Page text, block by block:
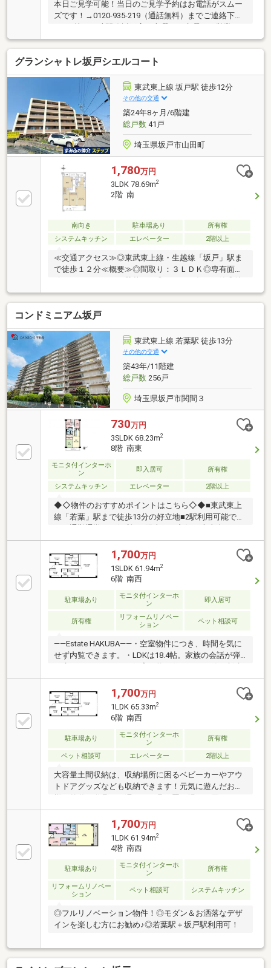
本日ご見学可能！当日のご見学予約はお電話がスムー
ズです！→0120-935-219（通話無料）までご連絡下さ
い♪（株）西武開発坂戸店は火曜日・水曜日も営業し
ています！●「ＳＵＵＭＯ（スーモ）を見て」とお問
合せいただくと スムーズにご案内できます。地元の
ために、お客様のために。「安全取引」をモットー
に、私たちの情熱が、地元の皆様の夢をかたちにしま
す。「西武開発」ではグループ会社のＡＲＵＨＩ代理
店「リビングコンシェルジュ」と共に、不動産からフ
ァイナンスまでのワンストップサービスをご提供いた
します。くわしくはお問い合わせください♪
グランシャトレ坂戸シエルコート
東武東上線 坂戸駅 徒歩12分
その他の交通
築24年8ヶ月/6階建
総戸数41戸
埼玉県坂戸市山田町
1,780万円
3LDK 78.69m2
2階 南
南向き 駐車場あり
所有権
システムキッチン
エレベーター 2階以上
≪交通アクセス≫◎東武東上線・生越線「坂戸」駅ま
で徒歩１２分≪概要≫◎間取り：３ＬＤＫ◎専有面
積：７８．６９㎡（壁芯） ◎２００２年１月築◎地
上６階建ての２階部分◎南向きバルコニー◎陽当た
り・通風良好◎日常のお買い物に便利な立地
コンドミニアム坂戸
東武東上線 若葉駅 徒歩13分
その他の交通
築43年/11階建
総戸数256戸
埼玉県坂戸市関間３
730万円
3SLDK 68.23m2
8階 南東
モニタ付インターホ
ン
即入居可 所有権
システムキッチン エレベーター 2階以上
◆◇物件のおすすめポイントはこちら◇◆■東武東上
線「若葉」駅まで徒歩13分の好立地■2駅利用可能で毎
眺望良好な8階部分■リビング続きに小さなお子様のお
昼寝スペースにもおすすめの和室■お湯張りの手間が
省け、節約にもなる追い焚き機能付きオートバス■引
っ越し直後も快適な室温でくつろげるエアコン付き■
お布団もたっぷり干せるワイドバルコニー■お片付け
しやすくお部屋がすっきり各室収納
1,700万円
1SLDK 61.94m2
6階 南西
駐車場あり
モニタ付インターホ
ン
即入居可
所有権
リフォームリノベー
ション
ペット相談可
――Estate HAKUBA――・空室物件につき、時間を気に
せず内覧できます。・LDKは18.4帖。家族の会話が弾
活を始めます。・24時間ゴミ出し可能。好きな時間に
出せて便利です。Public Relations ――――◇弊社は中古
設備にも修理サービスを無料で付保します。◇リフォ
ームもグループ会社と連携してお客様をご支援。◇ワ
ンストップでご対応可能な体制でお待ちしてます。◇
提携FPへの無料個別相談サービスが好評です。
1,700万円
1LDK 65.33m2
6階 南西
駐車場あり
モニタ付インターホ
ン
所有権
ペット相談可 エレベーター 2階以上
大容量土間収納は、収納場所に困るベビーカーやアウ
トドアグッズなども収納できます！元気に遊んだお子
様の外遊び道具や、濡れた雨具の置き場にも困りませ
んね♪お車好きの方には工具置き場としても活用いた
だけます！【弊社では以下の５つをお客様にお約束い
たします】1.物件の善し悪しは全て正直にお話ししま
す。2.無理な売り込みや契約の催促、突然の訪問等、
しつこい営業は一切行いません。3.契約したら終わり
ではなくお引き渡し後、お引越し後もお客様のパート
ナーであること。 4.ウソやおとり広告は一切使いませ
ん。(データ更新は迅速に行います。）5.お客様の個人
1,700万円
1LDK 61.94m2
4階 南西
駐車場あり
モニタ付インターホ
ン
所有権
リフォームリノベー
ション
ペット相談可 システムキッチン
◎フルリノベーション物件！◎モダン＆お洒落なデザ
インを楽しむ方にお勧め♪◎若葉駅＋坂戸駅利用可！